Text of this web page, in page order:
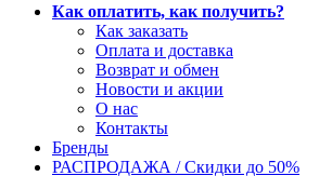
Как оплатить, как получить?
Как заказать
Оплата и доставка
Возврат и обмен
Новости и акции
О нас
Контакты
Бренды
РАСПРОДАЖА / Скидки до 50%